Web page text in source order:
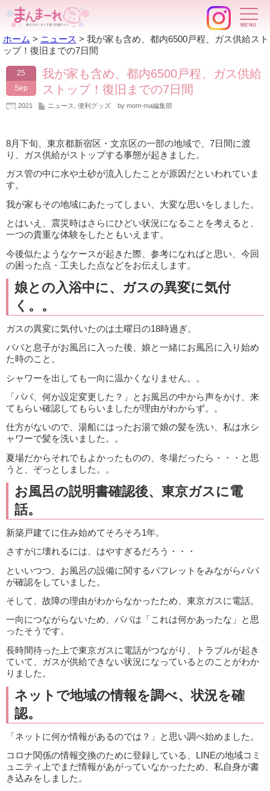
ホーム > ニュース > 我が家も含め、都内6500戸程、ガス供給スト
ップ！復旧までの7日間
25
Sep
我が家も含め、都内6500戸程、ガス供給
ストップ！復旧までの7日間
2021 ニュース 便利グッズ by mom-ma編集部
8月下旬、東京都新宿区・文京区の一部の地域で、7日間に渡
り、ガス供給がストップする事態が起きました。
ガス管の中に水や土砂が流入したことが原因だといわれていま
す。
我が家もその地域にあたってしまい、大変な思いをしました。
とはいえ、震災時はさらにひどい状況になることを考えると、
一つの貴重な体験をしたともいえます。
今後似たようなケースが起きた際、参考になればと思い、今回
の困った点・工夫した点などをお伝えします。
娘との入浴中に、ガスの異変に気付
く。。
ガスの異変に気付いたのは土曜日の18時過ぎ。
パパと息子がお風呂に入った後、娘と一緒にお風呂に入り始め
た時のこと。
シャワーを出しても一向に温かくなりません。。
「パパ、何か設定変更した？」とお風呂の中から声をかけ、来
てもらい確認してもらいましたが理由がわからず。。
仕方がないので、湯船にはったお湯で娘の髪を洗い、私は水シ
ャワーで髪を洗いました。。
夏場だからそれでもよかったものの、冬場だったら・・・と思
うと、ぞっとしました。。
お風呂の説明書確認後、東京ガスに電
話。
新築戸建てに住み始めてそろそろ1年。
さすがに壊れるには、はやすぎるだろう・・・
といいつつ、お風呂の設備に関するパフレットをみながらパパ
が確認をしていました。
そして、故障の理由がわからなかったため、東京ガスに電話。
一向につながらないため、パパは「これは何かあったな」と思
ったそうです。
長時間待った上で東京ガスに電話がつながり、トラブルが起き
ていて、ガスが供給できない状況になっているとのことがわか
りました。
ネットで地域の情報を調べ、状況を確
認。
「ネットに何か情報があるのでは？」と思い調べ始めました。
コロナ関係の情報交換のために登録している、LINEの地域コミ
ュニティ上でまだ情報があがっていなかったため、私自身が書
き込みをしました。